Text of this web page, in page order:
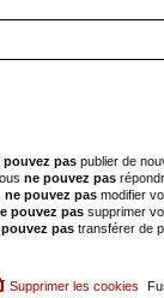
pouvez pas publier de
ne pouvez pas
ne pouvez pas modifier
pouvez pas supprimer
pas transférer de
Supprimer les cookies